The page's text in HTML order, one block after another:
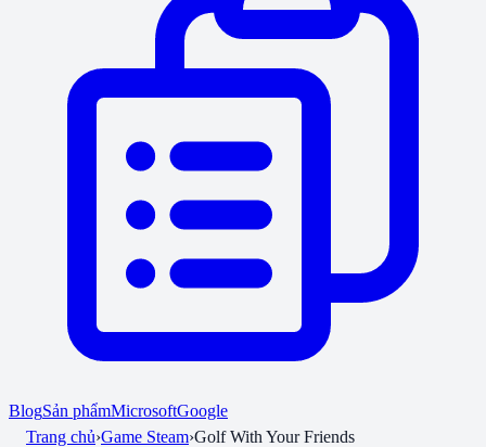
BlogSản phẩmMicrosoftGoogle
Trang chủ›Game Steam›Golf With Your Friends